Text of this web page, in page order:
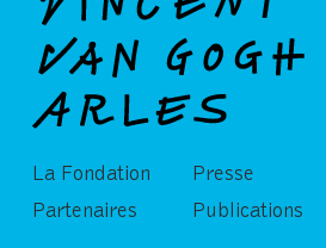
La Fondation
Partenaires
Presse
Publications